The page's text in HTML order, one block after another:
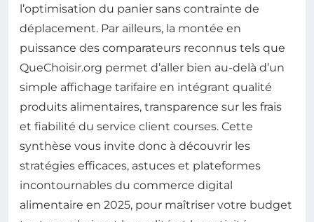
l’optimisation du panier sans contrainte de
déplacement. Par ailleurs, la montée en
puissance des comparateurs reconnus tels que
QueChoisir.org permet d’aller bien au-delà d’un
simple affichage tarifaire en intégrant qualité
produits alimentaires, transparence sur les frais
et fiabilité du service client courses. Cette
synthèse vous invite donc à découvrir les
stratégies efficaces, astuces et plateformes
incontournables du commerce digital
alimentaire en 2025, pour maîtriser votre budget